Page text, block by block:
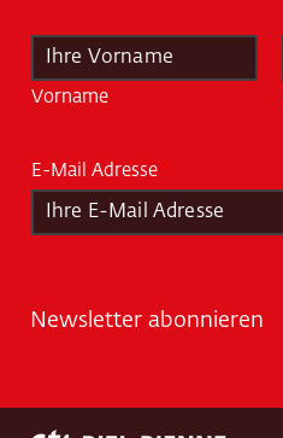
m
Vorname
E-Mail Adresse
Newsletter abonnieren